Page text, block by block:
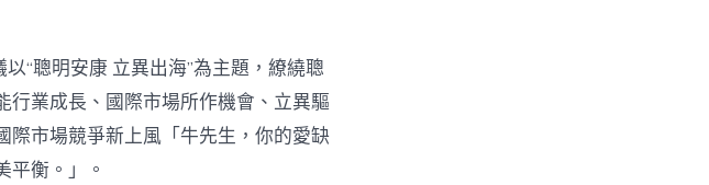
“聰明安康 立異出海”為主題，繚繞聰
行業成長、國際市場所作機會、立異驅
際市場競爭新上風「牛先生，你的愛缺
平衡。」。